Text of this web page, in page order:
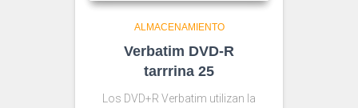
ALMACENAMIENTO
Verbatim DVD-R
tarrrina 25
Los DVD+R Verbatim utilizan la